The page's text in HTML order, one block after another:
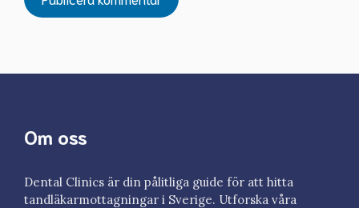
Om oss
Dental Clinics är din pålitliga guide för att hitta
tandläkarmottagningar i Sverige. Utforska våra